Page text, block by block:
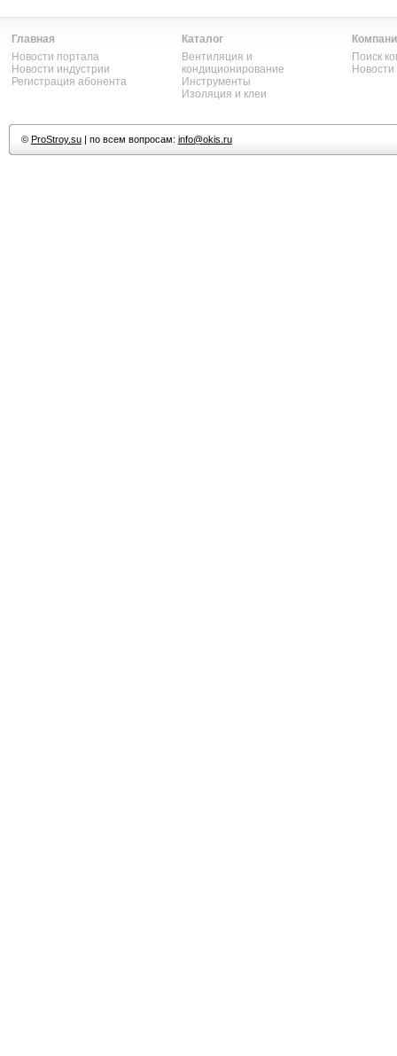
Главная
Новости портала
Новости индустрии
Регистрация абонента
Каталог
Вентиляция и
кондиционирование
Инструменты
Изоляция и клеи
Поиск
© ProStroy.su| по всем вопросам: info@okis.ru